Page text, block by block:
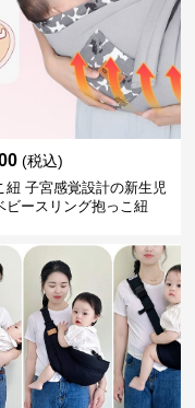
(税込)
紐 子宮感覚設計の新生児
ビースリング抱っこ紐